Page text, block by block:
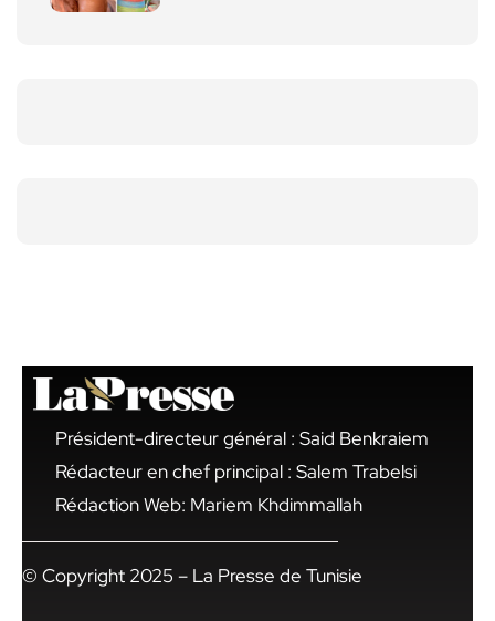
Président-directeur général : Said Benkraiem
Rédacteur en chef principal : Salem Trabelsi
Rédaction Web: Mariem Khdimmallah
© Copyright 2025 – La Presse de Tunisie